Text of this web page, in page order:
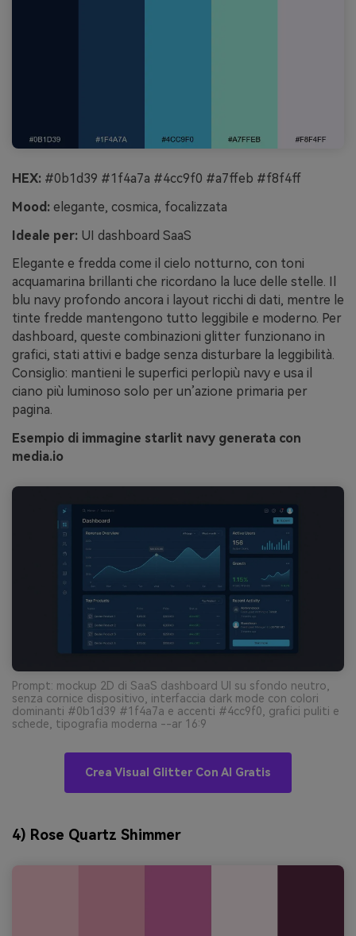
HEX: #0b1d39 #1f4a7a #4cc9f0 #a7ffeb #f8f4ff
Mood: elegante, cosmica, focalizzata
Ideale per: UI dashboard SaaS
Elegante e fredda come il cielo notturno, con toni
acquamarina brillanti che ricordano la luce delle stelle. Il
blu navy profondo ancora i layout ricchi di dati, mentre le
tinte fredde mantengono tutto leggibile e moderno. Per
dashboard, queste combinazioni glitter funzionano in
grafici, stati attivi e badge senza disturbare la leggibilità.
Consiglio: mantieni le superfici perlopiù navy e usa il
ciano più luminoso solo per un’azione primaria per
pagina.
Esempio di immagine starlit navy generata con
media.io
Prompt: mockup 2D di SaaS dashboard UI su sfondo neutro,
senza cornice dispositivo, interfaccia dark mode con colori
dominanti #0b1d39 #1f4a7a e accenti #4cc9f0, grafici puliti e
schede, tipografia moderna --ar 16:9
Crea Visual Glitter Con AI Gratis
4) Rose Quartz Shimmer